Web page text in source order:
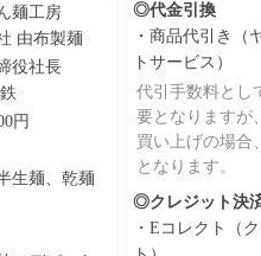
麺工房
由布製麺
役社長
円
生麺、乾麺
◎代金引換
・商品代引き（
トサービス）
代引手数料とし
要となりますが
買い上げの場合、
となります。
◎クレジット決
・Eコレクト（